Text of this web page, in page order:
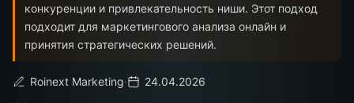
конкуренции и привлекательность ниши. Этот подход
подходит для маркетингового анализа онлайн и
принятия стратегических решений.
Roinext Marketing· 24.04.2026